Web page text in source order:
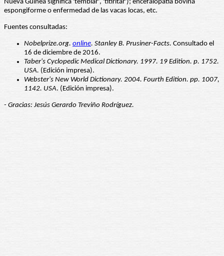
Nueva Guinea significa 'temblar', 'titiritar'); encefalopatía bovina
espongiforme o enfermedad de las vacas locas, etc.
Fuentes consultadas:
Nobelprize.org. online. Stanley B. Prusiner-Facts. Consultado el
16 de diciembre de 2016.
Taber's Cyclopedic Medical Dictionary. 1997. 19 Edition. p. 1752.
USA. (Edición impresa).
Webster's New World Dictionary. 2004. Fourth Edition. pp. 1007,
1142. USA. (Edición impresa).
- Gracias: Jesús Gerardo Treviño Rodríguez.